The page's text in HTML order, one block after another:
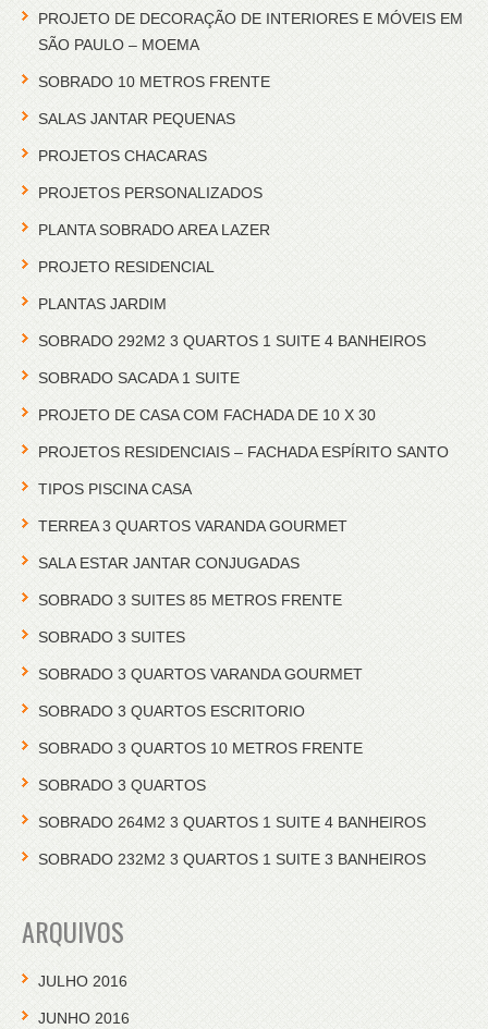
PROJETO DE DECORAÇÃO DE INTERIORES E MÓVEIS EM
SÃO PAULO – MOEMA
SOBRADO 10 METROS FRENTE
SALAS JANTAR PEQUENAS
PROJETOS CHACARAS
PROJETOS PERSONALIZADOS
PLANTA SOBRADO AREA LAZER
PROJETO RESIDENCIAL
PLANTAS JARDIM
SOBRADO 292M2 3 QUARTOS 1 SUITE 4 BANHEIROS
SOBRADO SACADA 1 SUITE
PROJETO DE CASA COM FACHADA DE 10 X 30
PROJETOS RESIDENCIAIS – FACHADA ESPÍRITO SANTO
TIPOS PISCINA CASA
TERREA 3 QUARTOS VARANDA GOURMET
SALA ESTAR JANTAR CONJUGADAS
SOBRADO 3 SUITES 85 METROS FRENTE
SOBRADO 3 SUITES
SOBRADO 3 QUARTOS VARANDA GOURMET
SOBRADO 3 QUARTOS ESCRITORIO
SOBRADO 3 QUARTOS 10 METROS FRENTE
SOBRADO 3 QUARTOS
SOBRADO 264M2 3 QUARTOS 1 SUITE 4 BANHEIROS
SOBRADO 232M2 3 QUARTOS 1 SUITE 3 BANHEIROS
ARQUIVOS
JULHO 2016
JUNHO 2016